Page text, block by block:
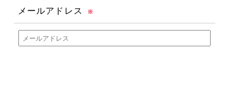
メールアドレス ※